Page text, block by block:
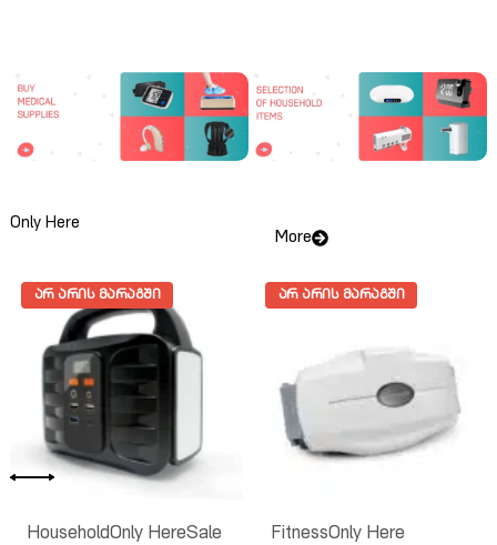
Only Here
More
ᲐᲠ ᲐᲠᲘᲡ ᲛᲐᲠᲐᲒᲨᲘ
HouseholdOnly HereSale
ᲐᲠ ᲐᲠᲘᲡ ᲛᲐᲠᲐᲒᲨᲘ
FitnessOnly Here